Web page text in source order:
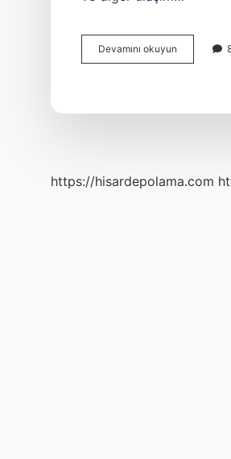
Devamını okuyun Haritalarda
Kullanılan
https://hisardepolama.com